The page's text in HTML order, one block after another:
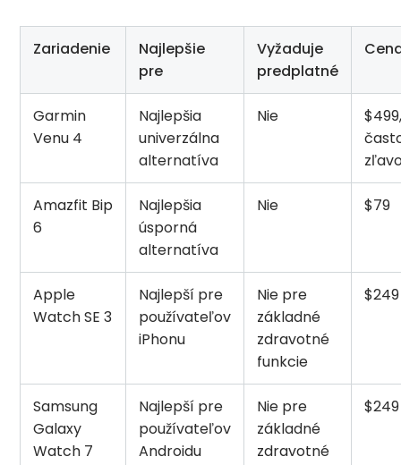
Zariadenie
Najlepšie
pre
Vyžaduje
predplatné
Garmin
Venu 4
Najlepšia
univerzálna
alternatíva
Nie
Amazfit Bip
6
Najlepšia
úsporná
alternatíva
Nie $79
Apple
Watch SE 3
Najlepší pre
používateľov
iPhonu
Nie pre
základné
zdravotné
funkcie
$249
Samsung
Galaxy
Watch 7
Najlepší pre
používateľov
Androidu
Nie pre
základné
zdravotné
$249